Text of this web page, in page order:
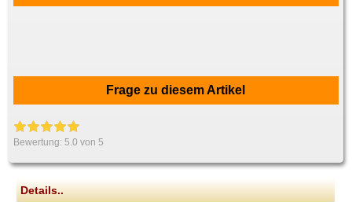
Frage zu diesem Artikel
Bewertung:5.0 von 5
Details..